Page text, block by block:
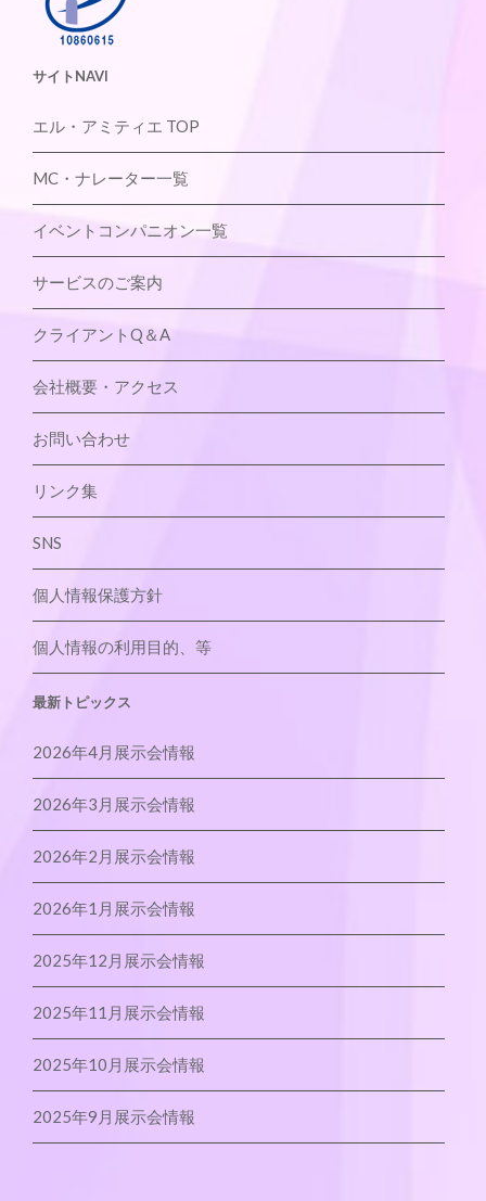
サイトNAVI
エル・アミティエ TOP
MC・ナレーター一覧
イベントコンパニオン一覧
サービスのご案内
クライアントQ＆A
会社概要・アクセス
お問い合わせ
リンク集
SNS
個人情報保護方針
個人情報の利用目的、等
最新トピックス
2026年4月展示会情報
2026年3月展示会情報
2026年2月展示会情報
2026年1月展示会情報
2025年12月展示会情報
2025年11月展示会情報
2025年10月展示会情報
2025年9月展示会情報